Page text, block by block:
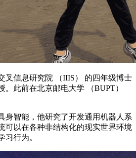
信息研究院 （IIIS） 的四年级博士
。此前在北京邮电大学 （BUPT）
智能，他研究了开发通用机器人系
可以在各种非结构化的现实世界环境
习行为。